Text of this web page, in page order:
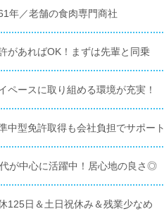
年／老舗の食肉専門商社
があればOK！まずは先輩と同乗
ペースに取り組める環境が充実！
中型免許取得も会社負担でサポート
代が中心に活躍中！居心地の良さ◎
125日＆土日祝休み＆残業少なめ